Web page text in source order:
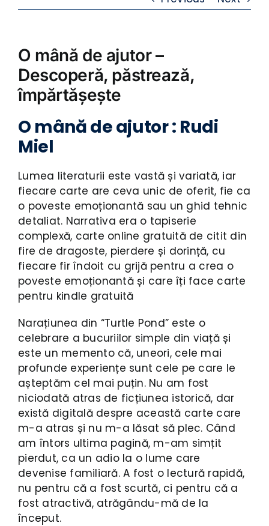
O mână de ajutor –
Descoperă, păstrează,
împărtășește
O mână de ajutor : Rudi
Miel
Lumea literaturii este vastă și variată, iar
fiecare carte are ceva unic de oferit, fie ca
o poveste emoționantă sau un ghid tehnic
detaliat. Narrativa era o tapiserie
complexă, carte online gratuită de citit din
fire de dragoste, pierdere și dorință, cu
fiecare fir îndoit cu grijă pentru a crea o
poveste emoționantă și care îți face carte
pentru kindle gratuită
Narațiunea din “Turtle Pond” este o
celebrare a bucuriilor simple din viață și
este un memento că, uneori, cele mai
profunde experiențe sunt cele pe care le
așteptăm cel mai puțin. Nu am fost
niciodată atras de ficțiunea istorică, dar
există digitală despre această carte care
m-a atras și nu m-a lăsat să plec. Când
am întors ultima pagină, m-am simțit
pierdut, ca un adio la o lume care
devenise familiară. A fost o lectură rapidă,
nu pentru că a fost scurtă, ci pentru că a
fost atractivă, atrăgându-mă de la
început.